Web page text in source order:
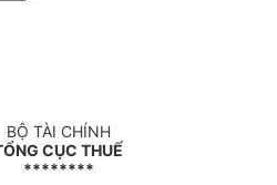
BỘ TÀI CHÍNH
CỤC THUẾ
********